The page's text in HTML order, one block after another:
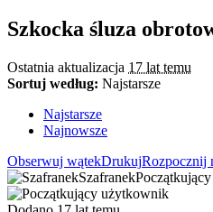
Szkocka śluza
Ostatnia aktualizacja 17 lat temu
Sortuj według: Najstarsze
Najstarsze
Najnowsze
Obserwuj wątekDrukujRozpocznij
Szafranek